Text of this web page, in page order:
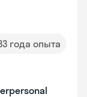
года опыта